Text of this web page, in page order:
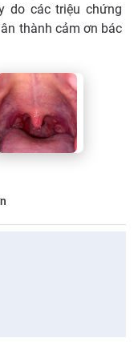
do các triệu chứng
thành cảm ơn bác